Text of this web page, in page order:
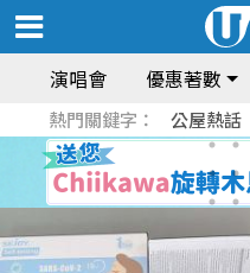
演唱會 優惠著數
熱門關鍵字： 公屋熱話